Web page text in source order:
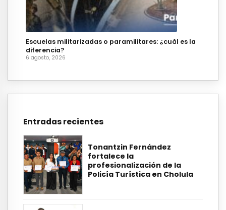
Escuelas militarizadas o paramilitares: ¿cuál es la
diferencia?
6 agosto, 2026
Entradas recientes
Tonantzin Fernández
fortalece la
profesionalización de la
Policía Turística en Cholula